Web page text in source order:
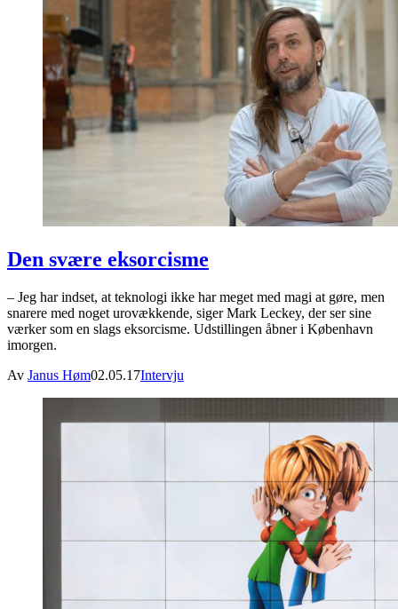
Den svære eksorcisme
– Jeg har indset, at teknologi ikke har meget med magi at gøre, men
snarere med noget urovækkende, siger Mark Leckey, der ser sine
værker som en slags eksorcisme. Udstillingen åbner i København
imorgen.
Av Janus Høm02.05.17Intervju